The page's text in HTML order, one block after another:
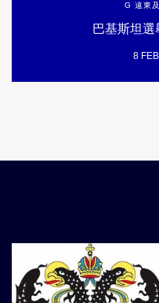
G 遠東
巴基斯坦
8